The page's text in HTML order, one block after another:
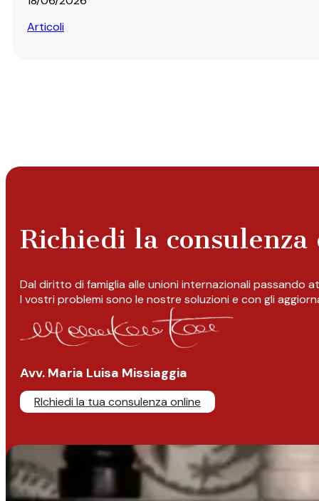
Articoli
Richiedi la
Dal diritto di famiglia alle unioni internazionali passando
I vostri problemi sono le nostre soluzioni e con gli
Avv. Maria Luisa Missiaggia
RIchiedi la tua consulenza online